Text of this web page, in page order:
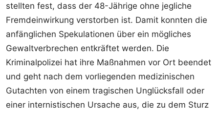
stellten fest, dass der 48-Jährige ohne jegliche
Fremdeinwirkung verstorben ist. Damit konnten die
anfänglichen Spekulationen über ein mögliches
Gewaltverbrechen entkräftet werden. Die
Kriminalpolizei hat ihre Maßnahmen vor Ort beendet
und geht nach dem vorliegenden medizinischen
Gutachten von einem tragischen Unglücksfall oder
einer internistischen Ursache aus, die zu dem Sturz